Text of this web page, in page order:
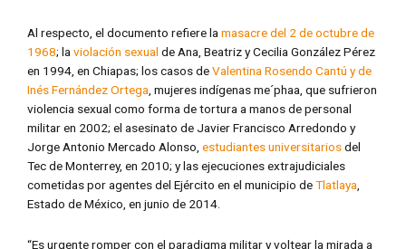
Al respecto, el documento refiere la masacre del 2 de octubre de
1968; la violación sexual de Ana, Beatriz y Cecilia González Pérez
en 1994, en Chiapas; los casos deValentina Rosendo Cantú y de
Inés Fernández Ortega , mujeres indígenas me´phaa, que sufrieron
violencia sexual como forma de tortura a manos de personal
militar en 2002; el asesinato de Javier Francisco Arredondo y
Jorge Antonio Mercado Alonso, estudiantes universitariosdel
Tec de Monterrey, en 2010; y las ejecuciones extrajudiciales
cometidas por agentes del Ejército en el municipio deTlatlaya
Estado de México, en junio de 2014.
“Es urgente romper con el paradigma militar y voltear la mirada a